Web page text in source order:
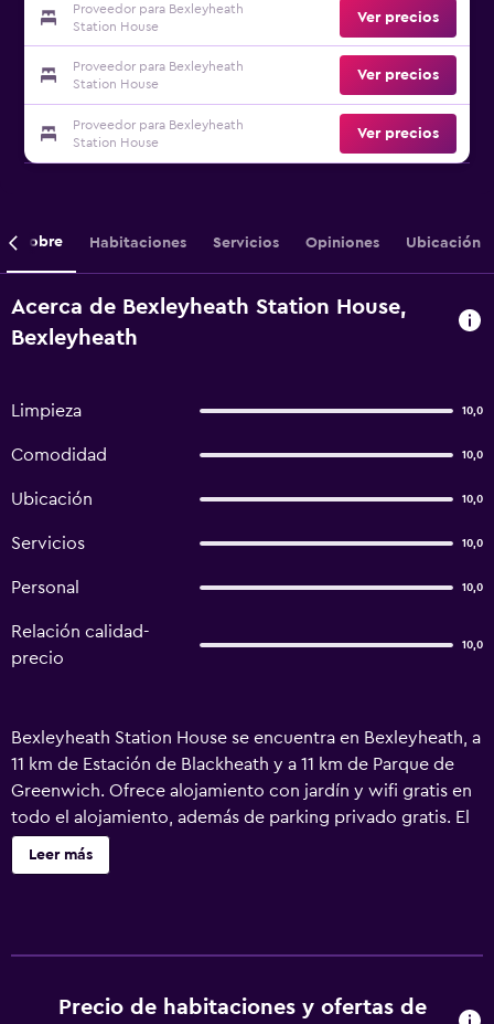
Proveedor para Bexleyheath
Station House
Ver precios
Proveedor para Bexleyheath
Station House
Ver precios
Proveedor para Bexleyheath
Station House
Ver precios
Sobre Habitaciones Servicios Opiniones Ubicación
Acerca de Bexleyheath Station House,
Bexleyheath
Limpieza 10,0
Comodidad 10,0
Ubicación 10,0
Servicios 10,0
Personal 10,0
Relación calidad-
precio
10,0
Bexleyheath Station House se encuentra en Bexleyheath, a
11 km de Estación de Blackheath y a 11 km de Parque de
Greenwich. Ofrece alojamiento con jardín y wifi gratis en
todo el alojamiento, además de parking privado gratis. El
alojamiento está a unos 15 km de Centro comercial
Bluewater, a 15 km de Estación de metro Canary Wharf y a
y baño compartido con artículos de aseo gratuitos, ducha
Leer más
Precio de habitaciones y ofertas de